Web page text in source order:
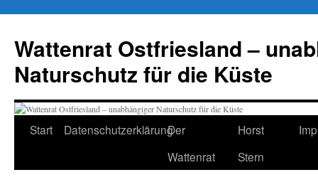
springen
Wattenrat Ostfriesland –
Naturschutz für die Küste
Start DatenschutzerklärungDer
Wattenrat
Horst
Stern